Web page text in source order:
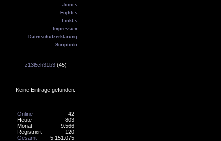
Joinus
Fightus
LinkUs
Impressum
Datenschutzerklärung
Scriptinfo
z13l5ch31b3 (45)
Keine Einträge gefunden.
42
Online
803
Heute
9.566
Monat
120
Registriert
5.151.075
Gesamt